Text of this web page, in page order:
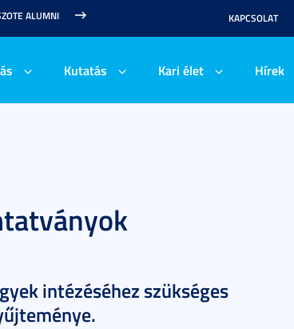
ALUMNI KAPCSOLAT
Kutatás Kari élet Hírek
intézéséhez szükséges